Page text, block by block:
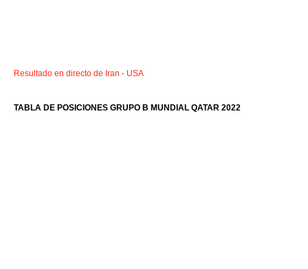
Resultado en directo de Iran - USA
TABLA DE POSICIONES GRUPO B MUNDIAL QATAR 2022